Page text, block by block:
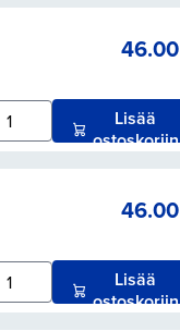
46.00
Lisää
ostoskoriin
46.00
Lisää
ostoskoriin